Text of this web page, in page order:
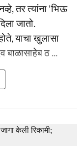
तर त्यांना 'भिऊ
जातो.
याचा खुलासा
ठ ...